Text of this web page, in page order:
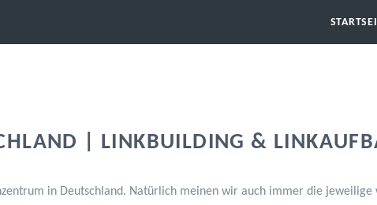
| LINKBUILDING &
in Deutschland. Natürlich meinen wir auch immer die